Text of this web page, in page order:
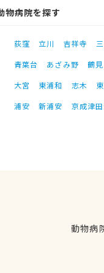
物病院を探す
荻窪 立川 吉祥寺
青葉台 あざみ野 鶴見
大宮 東浦和 志木
浦安 新浦安 京成津
動物病